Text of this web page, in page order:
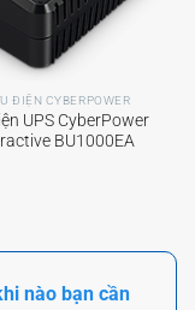
ĐIỆN CYBERPOWER
UPS CyberPower
BU1000EA
nào bạn cần